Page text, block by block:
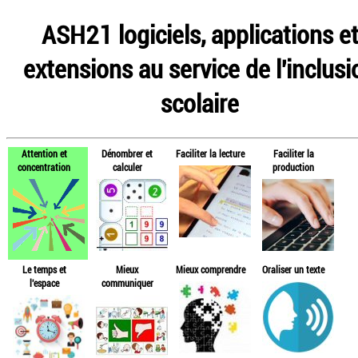
ASH21 logiciels, applications et
extensions au service de
scolaire
Attention et
concentration
Dénombrer et
calculer
Faciliter la lecture
Faciliter la
production
Le temps et
l'espace
Mieux
communiquer
Mieux comprendre Oraliser un texte